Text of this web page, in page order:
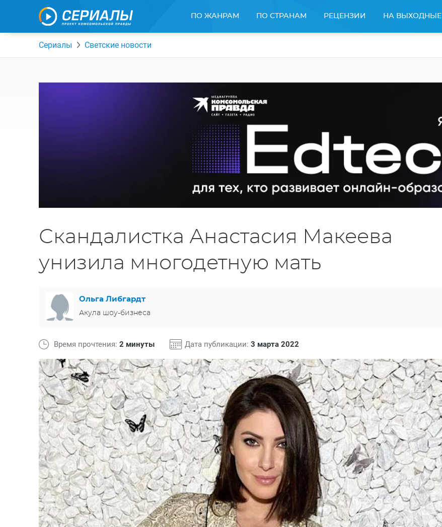
ПО ЖАНРАМ ПО СТРАНАМ РЕЦЕНЗИИ НА ВЫХОДНЫЕ
Сериалы Светские новости
Скандалистка Анастасия Макеева
унизила многодетную мать
Ольга Либгардт
Акула шоу-бизнеса
Время прочтения: 2 минуты Дата публикации: 3 марта 2022